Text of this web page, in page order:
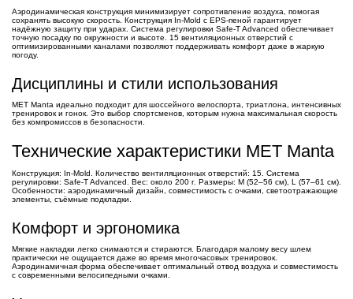
Аэродинамическая конструкция минимизирует сопротивление воздуха, помогая
сохранять высокую скорость. Конструкция In-Mold с EPS-пеной гарантирует
надёжную защиту при ударах. Система регулировки Safe-T Advanced обеспечивает
точную посадку по окружности и высоте. 15 вентиляционных отверстий с
оптимизированными каналами позволяют поддерживать комфорт даже в жаркую
погоду.
Дисциплины и стили использования
MET Manta идеально подходит для шоссейного велоспорта, триатлона, интенсивных
тренировок и гонок. Это выбор спортсменов, которым нужна максимальная скорость
без компромиссов в безопасности.
Технические характеристики MET Manta
Конструкция: In-Mold. Количество вентиляционных отверстий: 15. Система
регулировки: Safe-T Advanced. Вес: около 200 г. Размеры: M (52–56 см), L (57–61 см).
Особенности: аэродинамичный дизайн, совместимость с очками, светоотражающие
элементы, съёмные подкладки.
Комфорт и эргономика
Мягкие накладки легко снимаются и стираются. Благодаря малому весу шлем
практически не ощущается даже во время многочасовых тренировок.
Аэродинамичная форма обеспечивает оптимальный отвод воздуха и совместимость
с современными велосипедными очками.